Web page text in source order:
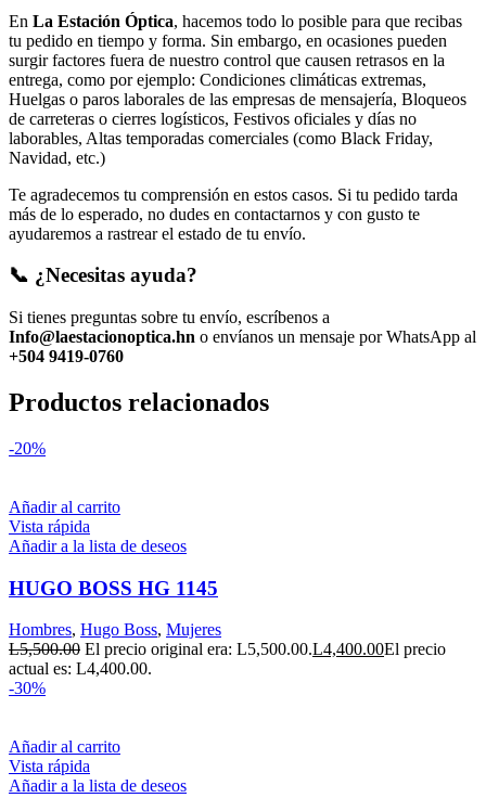
En La Estación Óptica, hacemos todo lo posible para que recibas
tu pedido en tiempo y forma. Sin embargo, en ocasiones pueden
surgir factores fuera de nuestro control que causen retrasos en la
entrega, como por ejemplo: Condiciones climáticas extremas,
Huelgas o paros laborales de las empresas de mensajería, Bloqueos
de carreteras o cierres logísticos, Festivos oficiales y días no
laborables, Altas temporadas comerciales (como Black Friday,
Navidad, etc.)
Te agradecemos tu comprensión en estos casos. Si tu pedido tarda
más de lo esperado, no dudes en contactarnos y con gusto te
ayudaremos a rastrear el estado de tu envío.
📞 ¿Necesitas ayuda?
Si tienes preguntas sobre tu envío, escríbenos a
Info@laestacionoptica.hn o envíanos un mensaje por WhatsApp al
+504 9419-0760
Productos relacionados
-20%
Añadir al carrito
Vista rápida
Añadir a la lista de deseos
HUGO BOSS HG 1145
Hombres, Hugo Boss, Mujeres
L5,500.00 El precio original era: L5,500.00.L4,400.00El precio
actual es: L4,400.00.
-30%
Añadir al carrito
Vista rápida
Añadir a la lista de deseos